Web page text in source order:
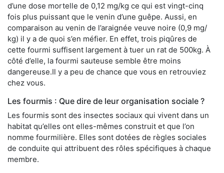
d’une dose mortelle de 0,12 mg/kg ce qui est vingt-cinq
fois plus puissant que le venin d’une guêpe. Aussi, en
comparaison au venin de l’araignée veuve noire (0,9 mg/
kg) il y a de quoi s’en méfier. En effet, trois piqûres de
cette fourmi suffisent largement à tuer un rat de 500kg. À
côté d’elle, la fourmi sauteuse semble être moins
dangereuse.Il y a peu de chance que vous en retrouviez
chez vous.
Les fourmis : Que dire de leur organisation sociale ?
Les fourmis sont des insectes sociaux qui vivent dans un
habitat qu’elles ont elles-mêmes construit et que l’on
nomme fourmilière. Elles sont dotées de règles sociales
de conduite qui attribuent des rôles spécifiques à chaque
membre.